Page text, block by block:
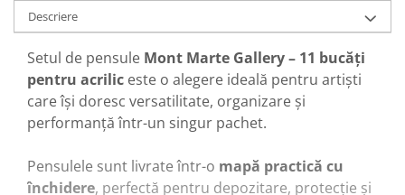
Descriere
Setul de pensule Mont Marte Gallery – 11 bucăți
pentru acrilic este o alegere ideală pentru artiști
care își doresc versatilitate, organizare și
performanță într-un singur pachet.
Pensulele sunt livrate într-o mapă practică cu
închidere, perfectă pentru depozitare, protecție și